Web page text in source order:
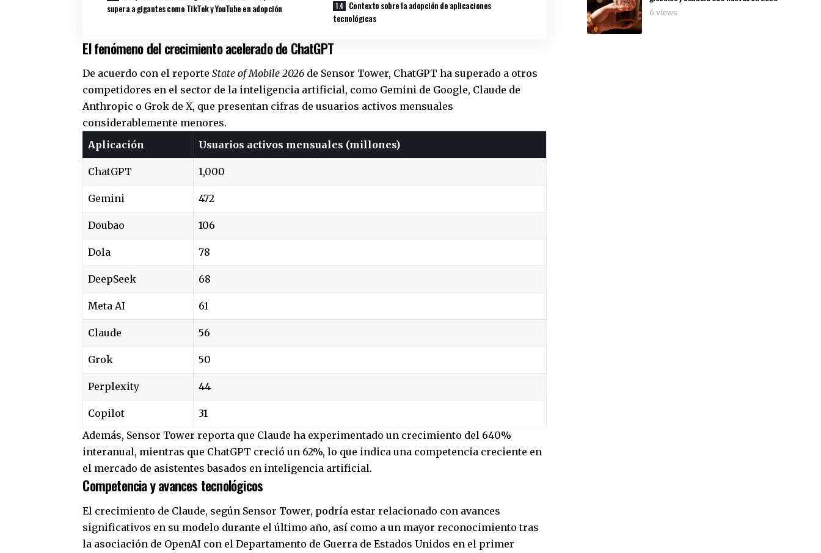
supera a gigantes como TikTok y YouTube en adopción
Contexto sobre la adopción de aplicaciones
tecnológicas
El fenómeno del crecimiento acelerado de ChatGPT
De acuerdo con el reporteState of Mobile 2026 de Sensor Tower, ChatGPT ha superado a otros
competidores en el sector de la inteligencia artificial, como Gemini de Google, Claude de
Anthropic o Grok de X, que presentan cifras de usuarios activos mensuales
considerablemente menores.
Aplicación
Usuarios activos mensuales (millones)
ChatGPT 1,000
Gemini 472
Doubao 106
Dola 78
DeepSeek 68
Meta AI 61
Claude 56
Grok 50
Perplexity 44
Copilot
31
Además, Sensor Tower reporta que Claude ha experimentado un crecimiento del 640%
interanual, mientras que ChatGPT creció un 62%, lo que indica una competencia creciente en
el mercado de asistentes basados en inteligencia artificial.
Competencia y avances tecnológicos
El crecimiento de Claude, según Sensor Tower, podría estar relacionado con avances
significativos en su modelo durante el último año, así como a un mayor reconocimiento tras
la asociación de OpenAI con el Departamento de Guerra de Estados Unidos en el primer
6 views